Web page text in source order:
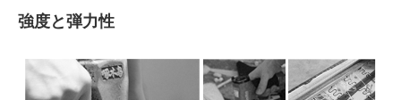
強度と弾力性